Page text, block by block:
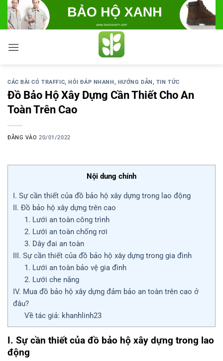
Bỏ
qua
nội
dung
CÁC BÀI CÓ TRAFFIC, HỎI ĐÁP NHANH , HƯỚNG DẪN , TIN TỨC
Đồ Bảo Hộ Xây Dựng Cần Thiết Cho An
Toàn Trên Cao
ĐĂNG VÀO20/01/2022
Nội dung chính
I. Sự cần thiết của đồ bảo hộ xây dựng trong lao động
II. Đồ bảo hộ xây dựng trên cao
1. Lưới an toàn công trình
2. Lưới an toàn chống rơi
3. Dây đai an toàn
III. Sự cần thiết của đồ bảo hộ xây dựng trong gia đình
1. Lưới an toàn bảo vệ gia đình
2. Lưới che nắng
IV. Mua đồ bảo hộ xây dựng đảm bảo an toàn trên cao ở
đâu?
Về tác giả: khanhlinh23
I. Sự cần thiết của đồ bảo hộ xây dựng trong lao
động